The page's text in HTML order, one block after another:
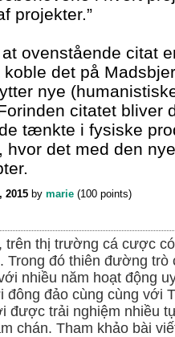
projekter.”
ovenstående citat
koble det på
nye
citatet bliver
tænkte i fysiske
hvor det med den
2015 by marie (100 points)
trên thị trường cá cược
Trong đó thiên đường
nhiều năm hoạt động
đông đảo cùng cùng với
được trải nghiệm nhiều
chán. Tham khảo bài